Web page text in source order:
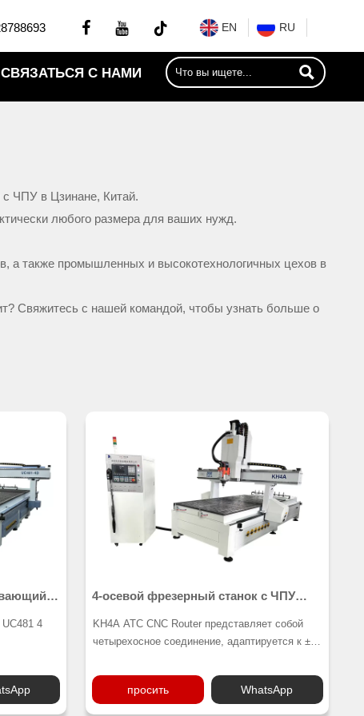
  EN RU
СВЯЗАТЬСЯ С НАМИ 
с ЧПУ в Цзинане, Китай.
любого размера для ваших нужд.
а также промышленных и высокотехнологичных цехов в
Свяжитесь с нашей командой, чтобы узнать больше о
4
4-осевой фрезерный станок с ЧПУ
KH4A ATC CNC Router представляет собой
четырехосное соединение, адаптируется к ±
специальный обрабатывающий центр с
угловым вращением, используемый для
просить WhatsApp